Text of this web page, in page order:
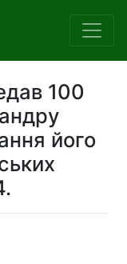
100
його